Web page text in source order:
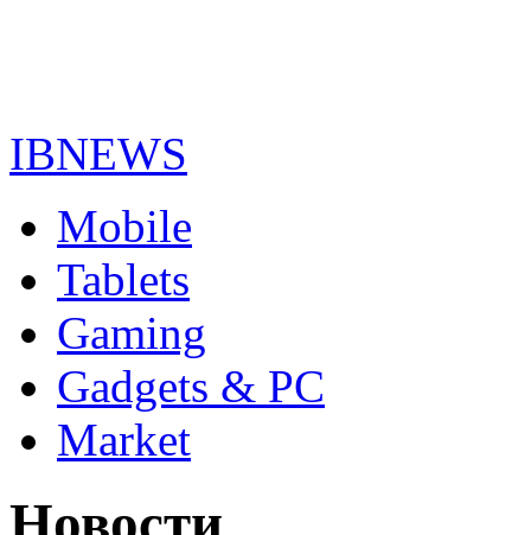
IBNEWS
Mobile
Tablets
Gaming
Gadgets & PC
Market